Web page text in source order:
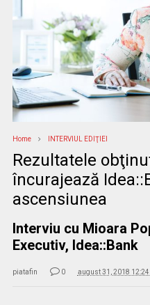
Home INTERVIUL EDIŢIEI
Rezultatele
încurajează
ascensiunea
Interviu cu Mioara
Executiv, Idea::Bank
piatafin 0 august 31, 2018 12:24